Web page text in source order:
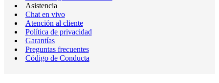
Asistencia
Chat en vivo
Atención al cliente
Política de privacidad
Garantías
Preguntas frecuentes
Código de Conducta